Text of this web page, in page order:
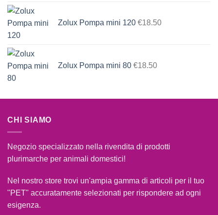
Zolux Pompa mini 120 €18.50
Zolux Pompa mini 80 €18.50
CHI SIAMO
Negozio specializzato nella rivendita di prodotti
plurimarche per animali domestici!
Nel nostro store trovi un'ampia gamma di articoli per il tuo
"PET" accuratamente selezionati per rispondere ad ogni
esigenza.